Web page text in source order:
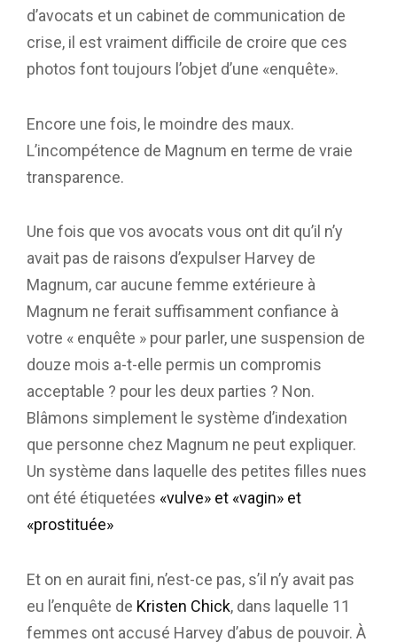
d’avocats et un cabinet de communication de
crise, il est vraiment difficile de croire que ces
photos font toujours l’objet d’une «enquête».
Encore une fois, le moindre des maux.
L’incompétence de Magnum en terme de vraie
transparence.
Une fois que vos avocats vous ont dit qu’il n’y
avait pas de raisons d’expulser Harvey de
Magnum, car aucune femme extérieure à
Magnum ne ferait suffisamment confiance à
votre « enquête » pour parler, une suspension de
douze mois a-t-elle permis un compromis
acceptable ? pour les deux parties ? Non.
Blâmons simplement le système d’indexation
que personne chez Magnum ne peut expliquer.
Un système dans laquelle des petites filles nues
ont été étiquetées «vulve» et «vagin» et
«prostituée»
Et on en aurait fini, n’est-ce pas, s’il n’y avait pas
eu l’enquête de Kristen Chick, dans laquelle 11
femmes ont accusé Harvey d’abus de pouvoir. À